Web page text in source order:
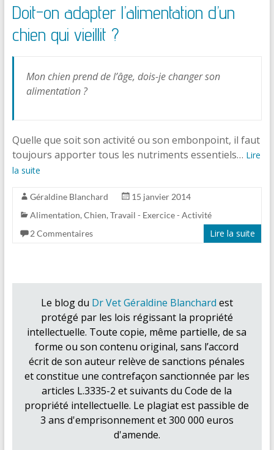
Doit-on adapter l’alimentation d’un
chien qui vieillit ?
Mon chien prend de l’âge, dois-je changer son
alimentation ?
Quelle que soit son activité ou son embonpoint, il faut
toujours apporter tous les nutriments essentiels… Lire
la suite
Géraldine Blanchard
15 janvier 2014
Alimentation, Chien, Travail - Exercice - Activité
2 Commentaires
Lire la suite
Le blog du Dr Vet Géraldine Blanchard est
protégé par les lois régissant la propriété
intellectuelle. Toute copie, même partielle, de sa
forme ou son contenu original, sans l’accord
écrit de son auteur relève de sanctions pénales
et constitue une contrefaçon sanctionnée par les
articles L.3335-2 et suivants du Code de la
propriété intellectuelle. Le plagiat est passible de
3 ans d'emprisonnement et 300 000 euros
d'amende.